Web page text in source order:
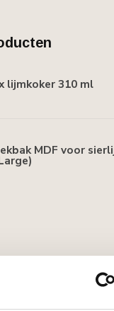
lijmkoker 310 ml
MDF voor